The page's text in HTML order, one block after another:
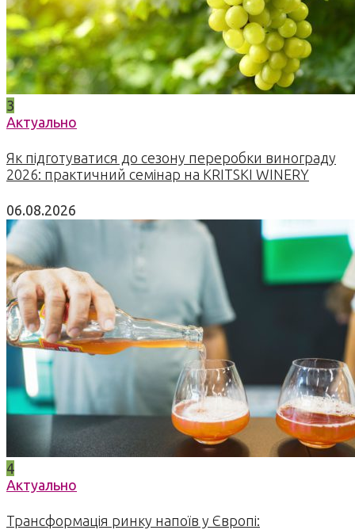
3
Актуально
Як підготуватися до сезону переробки винограду
2026: практичний семінар на KRITSKI WINERY
06.08.2026
4
Актуально
Трансформація ринку напоїв у Європі: